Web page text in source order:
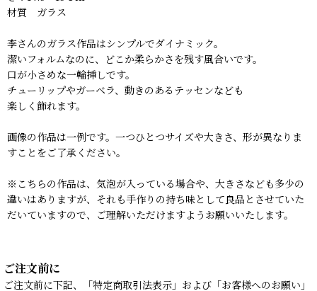
材質 ガラス
李さんのガラス作品はシンプルでダイナミック。
潔いフォルムなのに、どこか柔らかさを残す風合いです。
口が小さめな一輪挿しです。
チューリップやガーベラ、動きのあるテッセンなども
楽しく飾れます。
画像の作品は一例です。一つひとつサイズや大きさ、形が異なりま
すことをご了承ください。
※こちらの作品は、気泡が入っている場合や、大きさなども多少の
違いはありますが、それも手作りの持ち味として良品とさせていた
だいていますので、ご理解いただけますようお願いいたします。
ご注文前に
ご注文前に下記、「特定商取引法表示」および「お客様へのお願い」